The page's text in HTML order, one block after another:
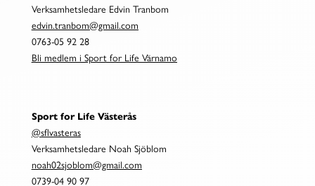
Verksamhetsledare Edvin Tranbom
edvin.tranbom@gmail.com
0763-05 92 28
Bli medlem i Sport for Life Värnamo
Sport for Life Västerås
@sflvasteras
Verksamhetsledare Noah Sjöblom
noah02sjoblom@gmail.com
0739-04 90 97